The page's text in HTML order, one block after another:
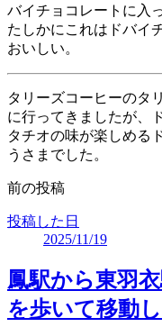
バイチョコレートに入
たしかにこれはドバイ
おいしい。
タリーズコーヒーのタ
に行ってきましたが、
タチオの味が楽しめる
うさまでした。
前の投稿
投稿した日
2025/11/19
鳳駅から東羽
を歩いて移動